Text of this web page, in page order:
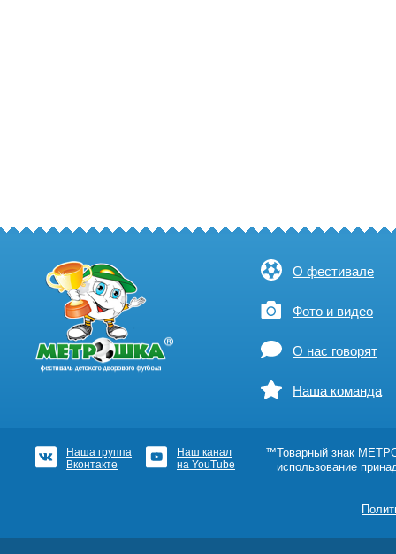
О фестивале
Фото и видео
О нас говорят
Наша команда
Наша группа
Вконтакте
Наш канал
на YouTube
™Товарный знак
использование